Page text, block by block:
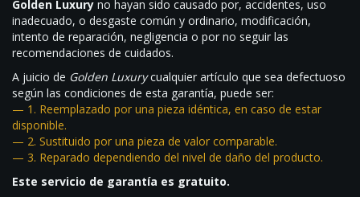
Golden Luxury no hayan sido causado por, accidentes, uso
inadecuado, o desgaste común y ordinario, modificación,
intento de reparación, negligencia o por no seguir las
recomendaciones de cuidados.
A juicio de Golden Luxurycualquier artículo que sea defectuoso
según las condiciones de esta garantía, puede ser:
— 1. Reemplazado por una pieza idéntica, en caso de estar
disponible.
— 2. Sustituido por una pieza de valor comparable.
— 3. Reparado dependiendo del nivel de daño del producto.
Este servicio de garantía es gratuito.